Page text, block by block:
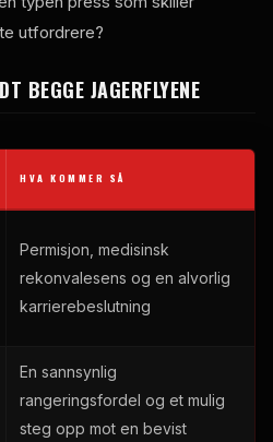
utfordrere?
BEGGE JAGERFLYENE
HVA KOMMER SÅ
Permisjon, medisinsk
rekonvalesens og en alvorlig
karrierebeslutning
En sannsynlig
rangeringsfordel og et mulig
steg opp mot en bevist